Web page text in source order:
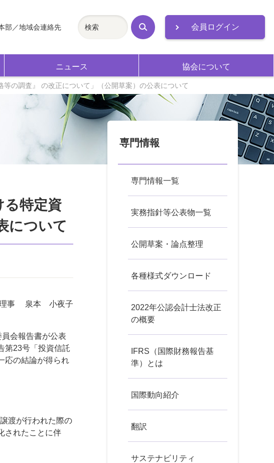
会員ログイン
ニュース 協会について
部／地域会連絡先
検
索
の調査』 の改正について」（公開草案）の公表について
る特定資
について
理事 泉本 小夜子
会報告書が公表
第23号「投資信託
応の結論が得られ
渡が行われた際の
されたことに伴
専門情報
専門情報一覧
実務指針等公表物一覧
公開草案・論点整理
各種様式ダウンロード
2022年公認会計士法改正
の概要
IFRS（国際財務報告基
準）とは
国際動向紹介
翻訳
サステナビリティ